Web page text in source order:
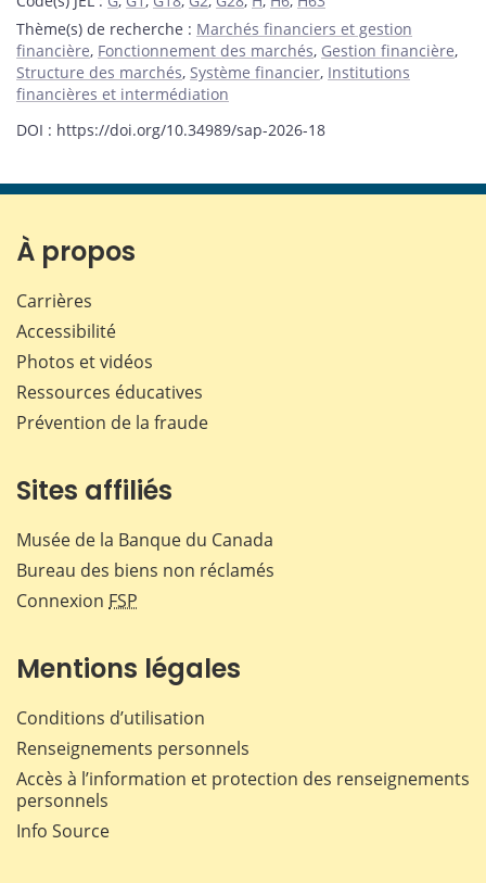
Thème(s) de recherche : Marchés financiers et gestion
financière, Fonctionnement des marchés, Gestion financière,
Structure des marchés, Système financier, Institutions
financières et intermédiation
DOI : https://doi.org/10.34989/sap-2026-18
À propos
Carrières
Accessibilité
Photos et vidéos
Ressources éducatives
Prévention de la fraude
Sites affiliés
Musée de la Banque du Canada
Bureau des biens non réclamés
Connexion FSP
Mentions légales
Conditions d’utilisation
Renseignements personnels
Accès à l’information et protection des renseignements
personnels
Info Source